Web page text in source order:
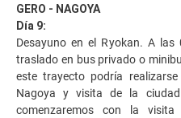
GERO - NAGOYA
Día 9:
Desayuno en el Ryokan. A
traslado en bus privado o
este trayecto podría
Nagoya y visita de la
comenzaremos con la